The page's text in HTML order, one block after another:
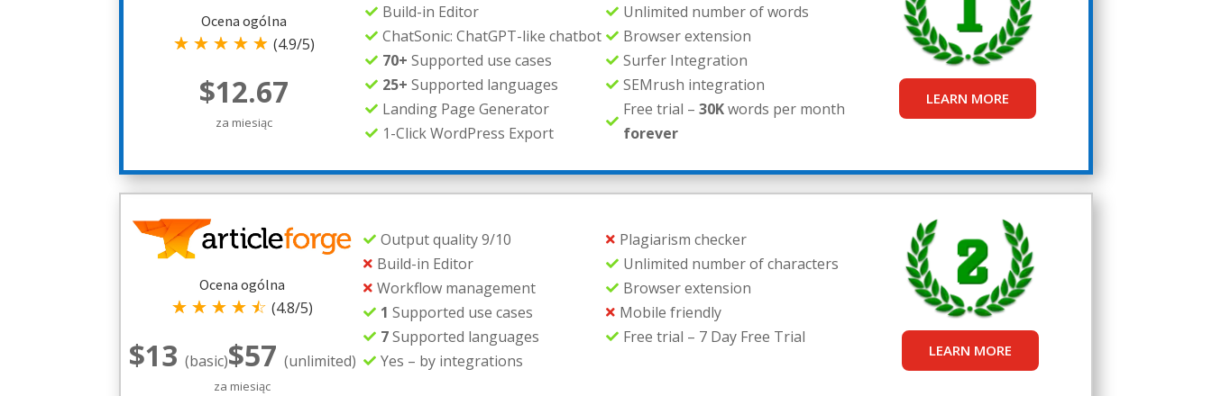
Ocena ogólna
☆ ☆ ☆ ☆ ☆ (4.9/5)
$12.67
za miesiąc
 Build-in Editor
 ChatSonic: ChatGPT-like chatbot
 70+ Supported use cases
 25+ Supported languages
 Landing Page Generator
 1-Click WordPress Export
 Unlimited number of words
 Browser extension
 Surfer Integration
 SEMrush integration

Free trial – 30Kwords per month
forever
LEARN MORE
Ocena ogólna
☆ ☆ ☆ ☆ ☆ (4.8/5)
$13 (basic)$57 (unlimited)
za miesiąc
 Output quality 9/10
 Build-in Editor
 Workflow management
 1 Supported use cases
 7Supported languages
 Yes – by integrations
 Plagiarism checker
 Unlimited number of characters
 Browser extension
 Mobile friendly
 Free trial – 7 Day Free Trial
LEARN MORE